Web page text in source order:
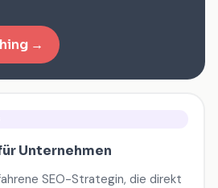
→
Unternehmen
SEO-Strategin, die direkt